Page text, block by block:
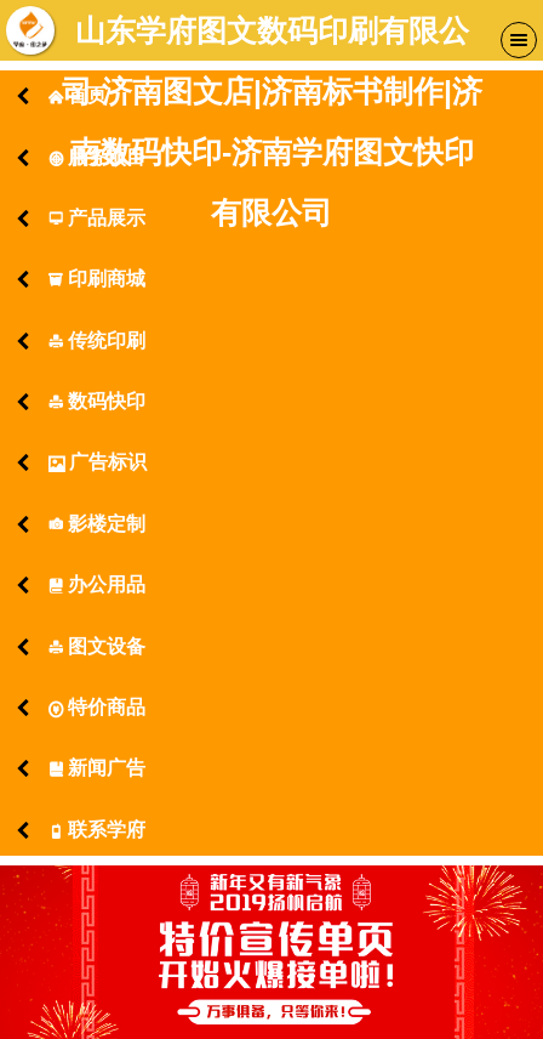
山东学府图文数码印刷有限公
司-济南图文店|济南标书制作|济
南数码快印-济南学府图文快印
有限公司
󰄫 首页
󰃓 服务项目
󰂑 产品展示
󰇦 印刷商城
󰂨 传统印刷
󰂨 数码快印
󰁄 广告标识
󰂖 影楼定制
󰂡 办公用品
󰂨 图文设备
󰋬 特价商品
󰀷 新闻广告
󰃥 联系学府